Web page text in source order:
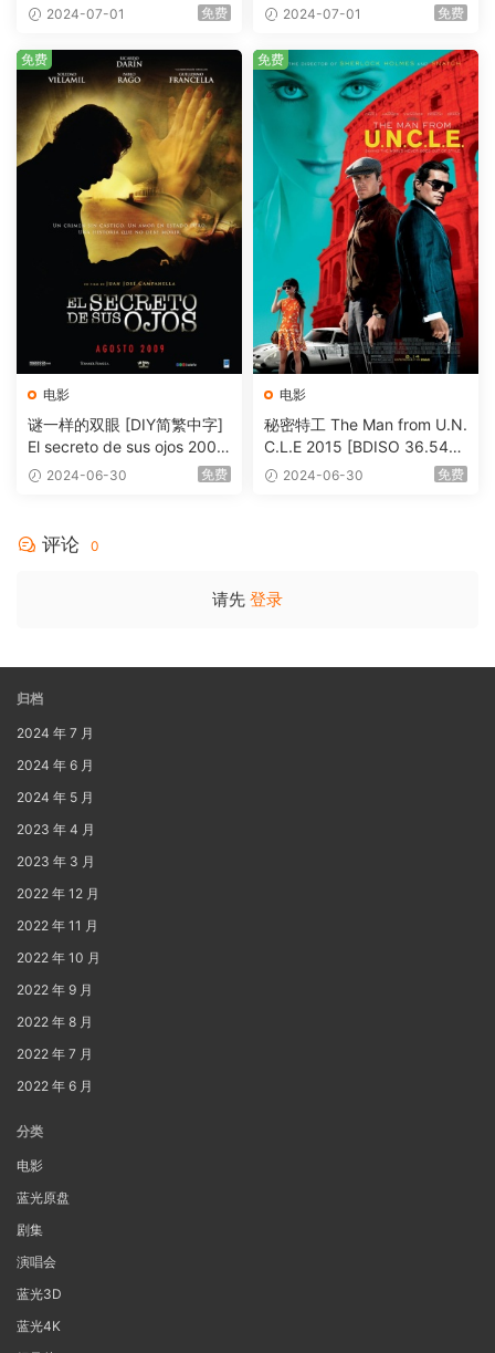
eHD5.1 [BDISO 22.64GB]
2024-07-01 免费
AVC.DTS-HD.MA.5.1-HDHo
2024-07-01 免费
电影
谜一样的双眼 [DIY简繁中字]
El secreto de sus ojos 2009
1080p Blu-ray AVC DTS-HD
2024-06-30 免费
免费
电影
秘密特工 The Man from U.N.
C.L.E 2015 [BDISO 36.54G
B] 2024-06-30 免费
免费
评论 0
请先 登录
归档
2024 年 7 月
2024 年 6 月
2024 年 5 月
2023 年 4 月
2023 年 3 月
2022 年 12 月
2022 年 11 月
2022 年 10 月
2022 年 9 月
2022 年 8 月
2022 年 7 月
2022 年 6 月
分类
电影
蓝光原盘
剧集
演唱会
蓝光3D
蓝光4K